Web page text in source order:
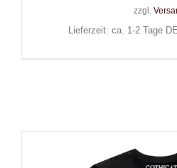
zzgl.
Lieferzeit: ca. 1-2 Tage